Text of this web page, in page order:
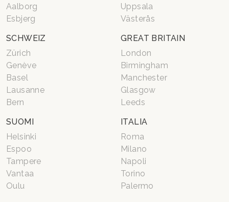
Aalborg
Esbjerg
Uppsala
Västerås
SCHWEIZ
Zürich
Genève
Basel
Lausanne
Bern
GREAT BRITAIN
London
Birmingham
Manchester
Glasgow
Leeds
SUOMI
Helsinki
Espoo
Tampere
Vantaa
Oulu
ITALIA
Roma
Milano
Napoli
Torino
Palermo